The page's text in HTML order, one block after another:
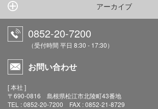
アーカイブ
0852-20-7200
（受付時間 平日 8:30 - 17:30）
お問い合わせ
[ 本社 ]
〒690-0816 島根県松江市北陵町43番地
TEL : 0852-20-7200 FAX : 0852-21-8729